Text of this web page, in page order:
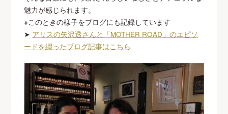
魅力が感じられます。
※このときの様子をブログにも記録しています
➤ アリスの矢沢透さんと「MOTHER ROAD」のエピソ
ードを綴ったブログ記事はこちら